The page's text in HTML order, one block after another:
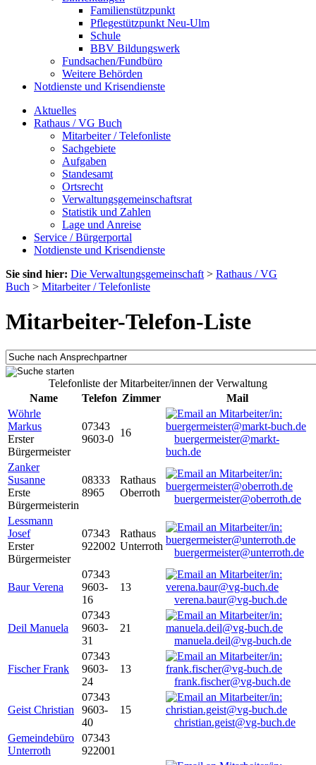
Familienstützpunkt
Pflegestützpunkt Neu-Ulm
Schule
BBV Bildungswerk
Fundsachen/Fundbüro
Weitere Behörden
Notdienste und Krisendienste
Aktuelles
Rathaus / VG Buch
Mitarbeiter / Telefonliste
Sachgebiete
Aufgaben
Standesamt
Ortsrecht
Verwaltungsgemeinschaftsrat
Statistik und Zahlen
Lage und Anreise
Service / Bürgerportal
Notdienste und Krisendienste
Sie sind hier: Die Verwaltungsgemeinschaft > Rathaus / VG
Buch > Mitarbeiter / Telefonliste
Mitarbeiter-Telefon-Liste
Telefonliste der Mitarbeiter/innen der Verwaltung
Name
Telefon Zimmer
Mail
Wöhrle
Markus
Erster
Bürgermeister
07343
9603-0
16
buergermeister@markt-
buch.de
Zanker
Susanne
Erste
Bürgermeisterin
08333
8965
Rathaus
Oberroth
buergermeister@oberroth.de
Lessmann
Josef
Erster
Bürgermeister
07343
922002
Rathaus
Unterroth
buergermeister@unterroth.de
Baur Verena
07343
9603-
16
13
verena.baur@vg-buch.de
Deil Manuela
07343
9603-
31
21
manuela.deil@vg-buch.de
Fischer Frank
07343
9603-
24
13
frank.fischer@vg-buch.de
Geist Christian
07343
9603-
40
15
christian.geist@vg-buch.de
Gemeindebüro
Unterroth
07343
922001